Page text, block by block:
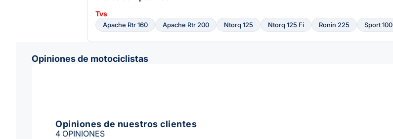
Tvs
Apache Rtr 160 Apache Rtr 200 Ntorq 125 Ntorq 125 Fi Ronin 225 Sport 100
Opiniones de motociclistas
Opiniones de nuestros clientes
4 OPINIONES